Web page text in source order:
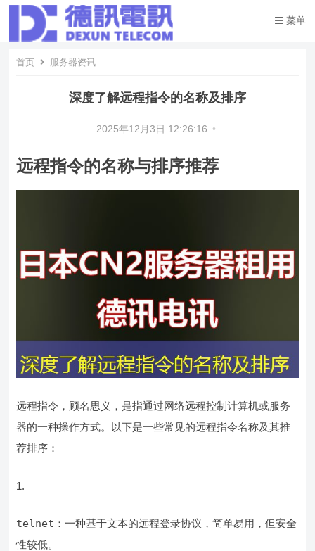
菜单
首页 服务器资讯
深度了解远程指令的名称及排序
2025年12月3日 12:26:16 •
远程指令的名称与排序推荐
远程指令，顾名思义，是指通过网络远程控制计算机或服务
器的一种操作方式。以下是一些常见的远程指令名称及其推
荐排序：
telnet ：一种基于文本的远程登录协议，简单易用，但安全
性较低。